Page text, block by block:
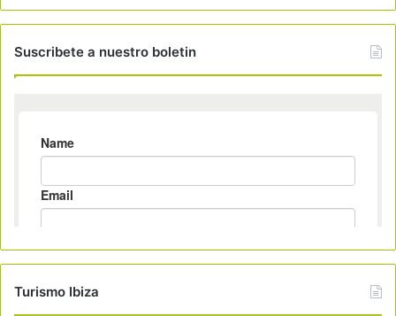
Suscribete a nuestro boletin
Turismo Ibiza